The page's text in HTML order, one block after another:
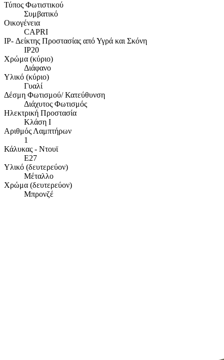
Τύπος Φωτιστικού
Συμβατικό
Οικογένεια
CAPRI
IP- Δείκτης Προστασίας από Υγρά και Σκόνη
IP20
Χρώμα (κύριο)
Διάφανο
Υλικό (κύριο)
Γυαλί
Δέσμη Φωτισμού/ Κατεύθυνση
Διάχυτος Φωτισμός
Ηλεκτρική Προστασία
Κλάση Ι
Αριθμός Λαμπτήρων
1
Κάλυκας - Ντουϊ
E27
Υλικό (δευτερεύον)
Μέταλλο
Χρώμα (δευτερεύον)
Μπρονζέ